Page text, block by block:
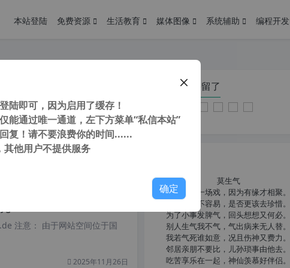
本站登陆 免费资源 生活教育 媒体图像 系统辅助 编程开发
、SQL和UML等 开发编辑汉化管理工具
注意： 由于网站空间位于国
注意： 由于网站空间位于国
2025年11月26日
您在本页停留了
莫生气
人生就像一场戏，因为有缘才相聚。
相扶到老不容易，是否更该去珍惜。
为了小事发脾气，回头想想又何必。
别人生气我不气，气出病来无人替。
我若气死谁如意，况且伤神又费力。
邻居亲朋不要比，儿孙琐事由他去。
吃苦享乐在一起，神仙羡慕好伴侣。
陆即可，因为启用了缓存！
能通过唯一通道，左下方菜单“私信本站”
复！请不要浪费你的时间......
其他用户不提供服务
确定